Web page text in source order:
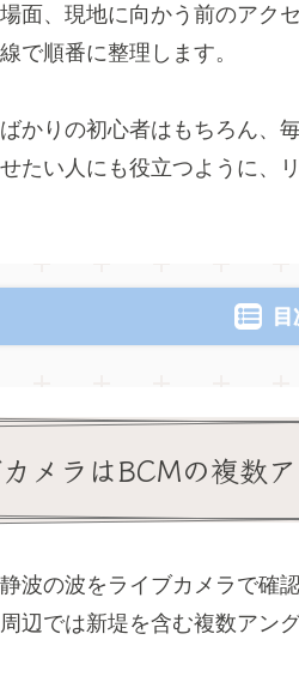
面、現地に向かう前のアク
で順番に整理します。
かりの初心者はもちろん、
たい人にも役立つように、
目
メラはBCMの複数
波の波をライブカメラで確
辺では新堤を含む複数アン